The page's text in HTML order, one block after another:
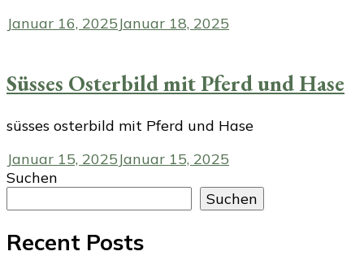
Januar 16, 2025Januar 18, 2025
Süsses Osterbild mit Pferd und Hase
süsses osterbild mit Pferd und Hase
Januar 15, 2025Januar 15, 2025
Suchen
Suchen
Recent Posts